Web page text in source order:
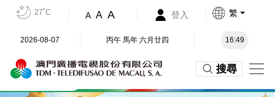
27˚C A A A 登入 繁
2026-08-07 丙午 馬年 六月廿四 16:49
搜尋